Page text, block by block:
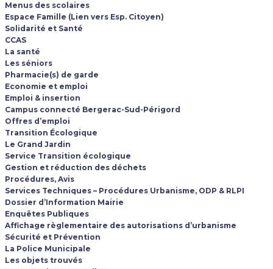
Menus des scolaires
Espace Famille (Lien vers Esp. Citoyen)
Solidarité et Santé
CCAS
La santé
Les séniors
Pharmacie(s) de garde
Economie et emploi
Emploi & insertion
Campus connecté Bergerac-Sud-Périgord
Offres d’emploi
Transition Écologique
Le Grand Jardin
Service Transition écologique
Gestion et réduction des déchets
Procédures, Avis
Services Techniques – Procédures Urbanisme, ODP & RLPI
Dossier d’Information Mairie
Enquêtes Publiques
Affichage règlementaire des autorisations d’urbanisme
Sécurité et Prévention
La Police Municipale
Les objets trouvés